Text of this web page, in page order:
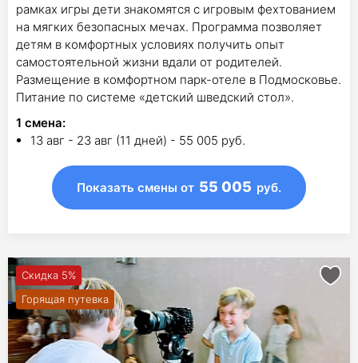
рамках игры дети знакомятся с игровым фехтованием
на мягких безопасных мечах. Программа позволяет
детям в комфортных условиях получить опыт
самостоятельной жизни вдали от родителей.
Размещение в комфортном парк-отеле в Подмосковье.
Питание по системе «детский шведский стол».
1 смена:
13 авг - 23 авг (11 дней) - 55 005 руб.
Показать смены от 55 005 руб.
Скидка 5%
Горящая путевка